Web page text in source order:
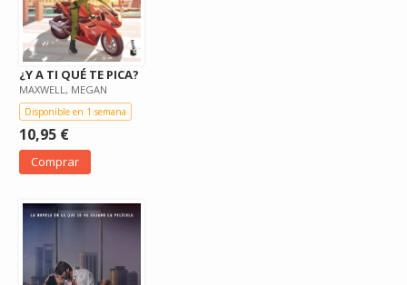
¿Y A TI QUÉ TE PICA?
MAXWELL, MEGAN
Disponible en 1 semana
10,95 €
Comprar